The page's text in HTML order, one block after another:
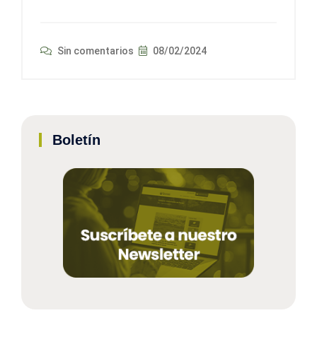
Sin comentarios 08/02/2024
Boletín